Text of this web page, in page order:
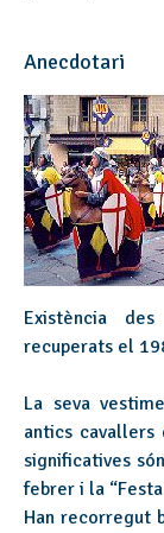
Anecdotari
Existència
recuperats el
La seva
antics cavallers
significatives
febrer i la
Han recorregut